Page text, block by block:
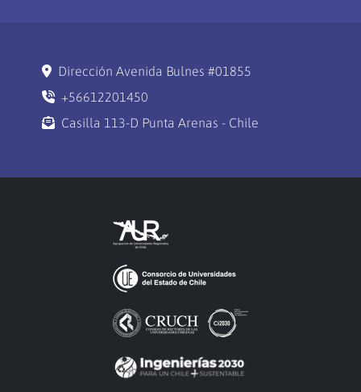
Dirección Avenida Bulnes #01855
+56612201450
Casilla 113-D Punta Arenas - Chile